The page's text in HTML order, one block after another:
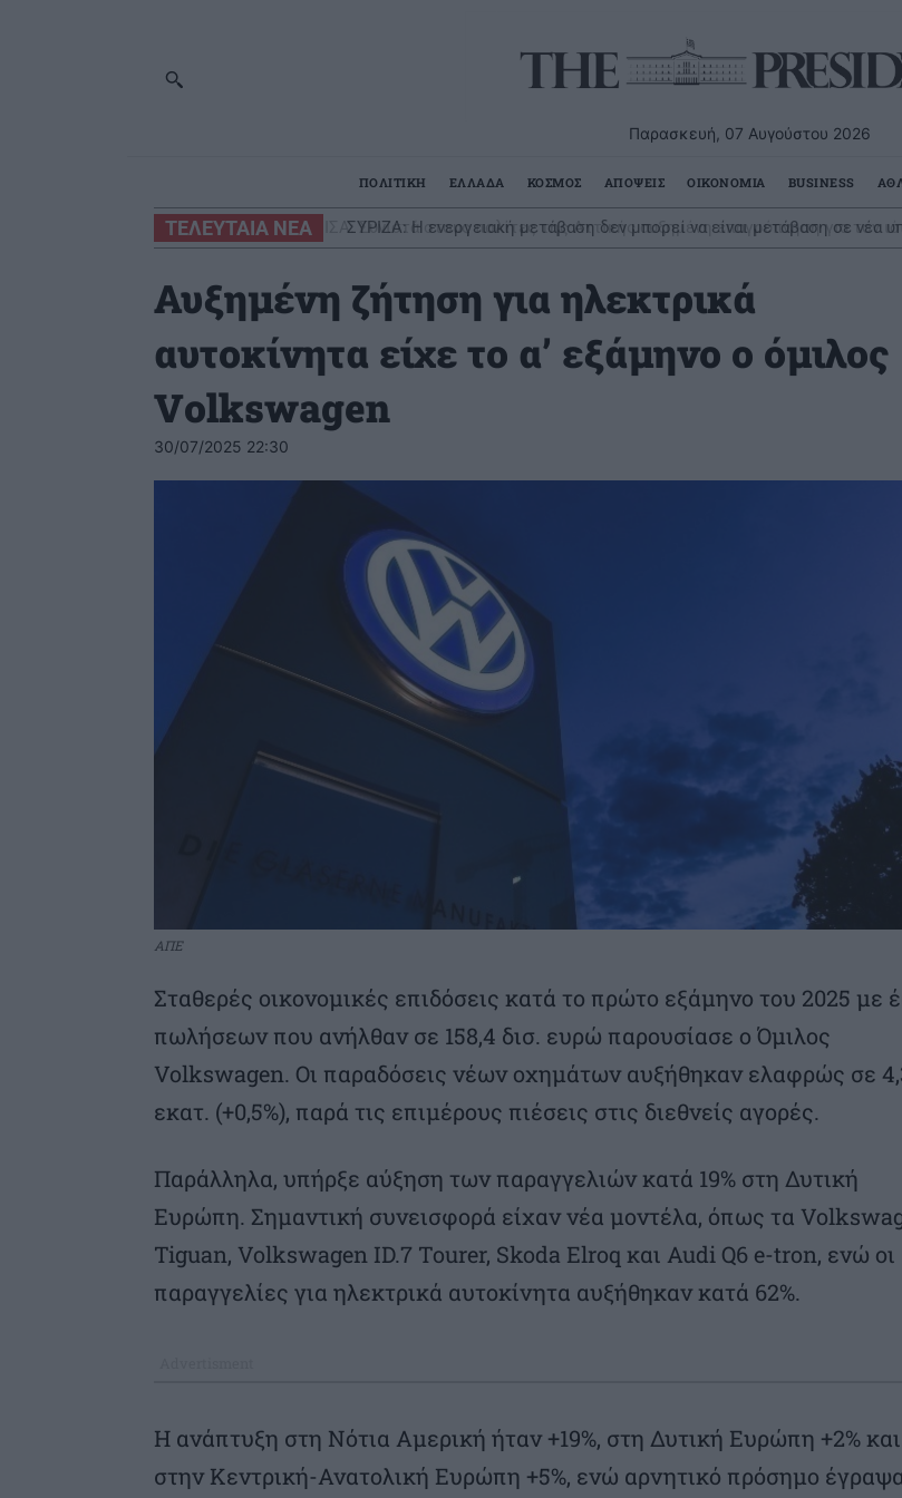
Παρασκευή, 07 Αυγούστου 2026
ΠΟΛΙΤΙΚΗ ΕΛΛΑΔΑ ΚΟΣΜΟΣ ΑΠΟΨΕΙΣ ΟΙΚΟΝΟΜΙΑ BUSINESS
ΤΕΛΕΥΤΑΙΑ ΝΕΑ ΣΥΡΙΖΑ: Η ενεργειακή μετάβαση δεν μπορεί να είναι μετάβαση σε νέα
Αυξημένη ζήτηση για ηλεκτρικά
αυτοκίνητα είχε το α’ εξάμηνο ο όμιλος
Volkswagen
30/07/2025 22:30
ΑΠΕ
Σταθερές οικονομικές επιδόσεις κατά το πρώτο εξάμηνο του 2025 με
πωλήσεων που ανήλθαν σε 158,4 δισ. ευρώ παρουσίασε ο Όμιλος
Volkswagen. Οι παραδόσεις νέων οχημάτων αυξήθηκαν ελαφρώς σε
εκατ. (+0,5%), παρά τις επιμέρους πιέσεις στις διεθνείς αγορές.
Παράλληλα, υπήρξε αύξηση των παραγγελιών κατά 19% στη Δυτική
Ευρώπη. Σημαντική συνεισφορά είχαν νέα μοντέλα, όπως τα
Tiguan, Volkswagen ID.7 Tourer, Skoda Elroq και Audi Q6 e-tron, ενώ οι
παραγγελίες για ηλεκτρικά αυτοκίνητα αυξήθηκαν κατά 62%.
H ανάπτυξη στη Νότια Αμερική ήταν +19%, στη Δυτική Ευρώπη +2% και
στην Κεντρική-Ανατολική Ευρώπη +5%, ενώ αρνητικό πρόσημο